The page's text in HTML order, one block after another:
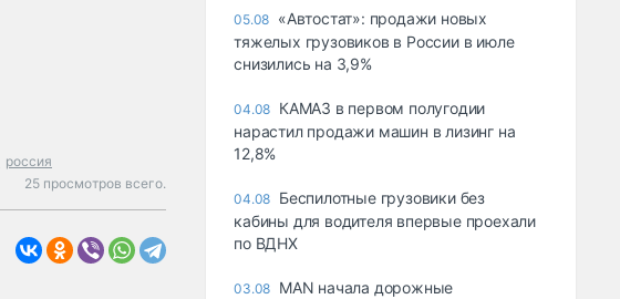
россия
25 просмотров всего.
05.08 «Автостат»: продажи новых
тяжелых грузовиков в России в июле
снизились на 3,9%
04.08 КАМАЗ в первом полугодии
нарастил продажи машин в лизинг на
12,8%
04.08 Беспилотные грузовики без
кабины для водителя впервые проехали
по ВДНХ
03.08 MAN начала дорожные